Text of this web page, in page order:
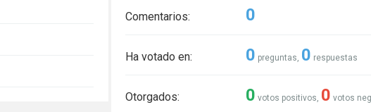
Comentarios: 0
Ha votado en: 0 preguntas, 0 respuestas
Otorgados: 0 votos positivos, 0 votos